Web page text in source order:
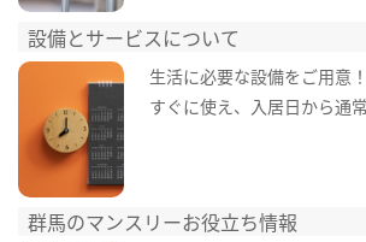
設備とサービスについて
生活に必要な設備をご用意
すぐに使え、入居日から通
群馬のマンスリーお役立ち情報